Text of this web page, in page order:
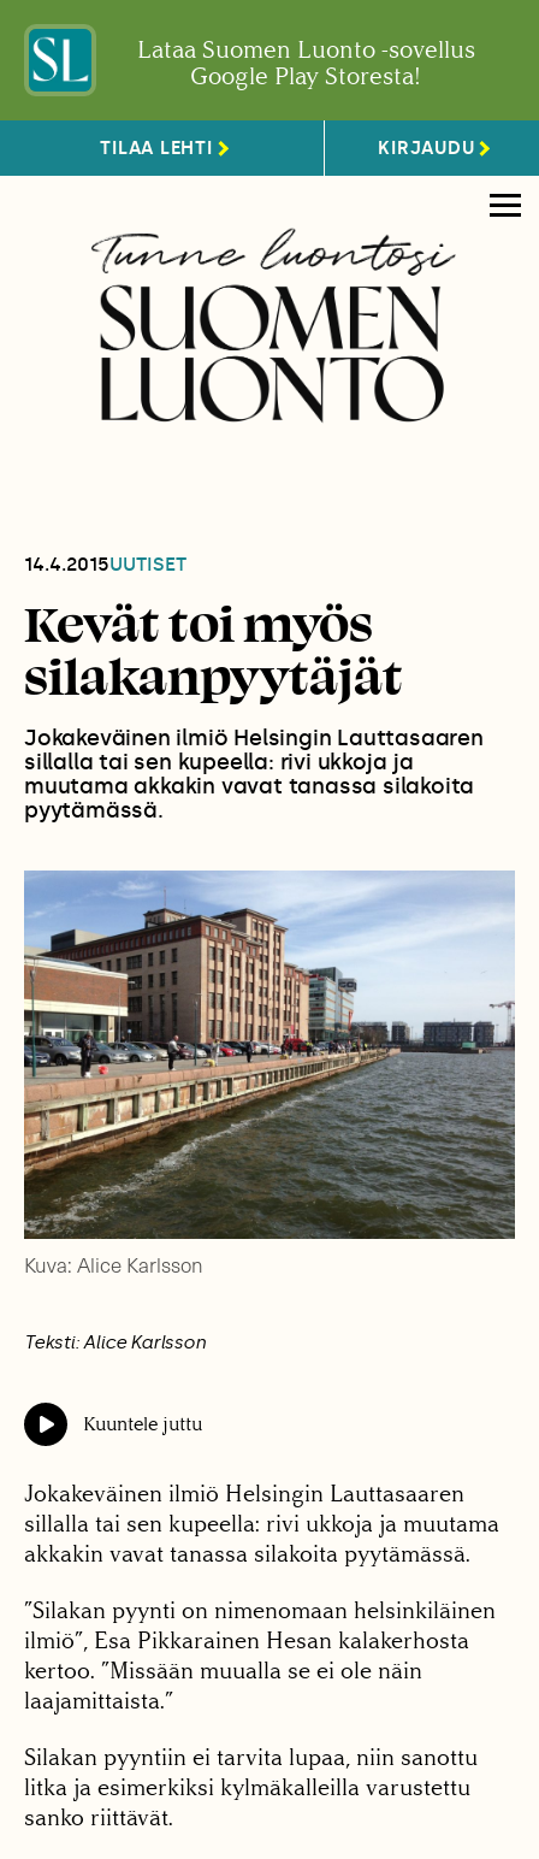
Lataa Suomen Luonto -sovellus
Google Play Storesta!
TILAA LEHTI KIRJAUDU
14.4.2015UUTISET
Kevät toi myös
silakanpyytäjät
Jokakeväinen ilmiö Helsingin Lauttasaaren
sillalla tai sen kupeella: rivi ukkoja ja
muutama akkakin vavat tanassa silakoita
pyytämässä.
Kuva: Alice Karlsson
Teksti: Alice Karlsson
Kuuntele juttu
Jokakeväinen ilmiö Helsingin Lauttasaaren
sillalla tai sen kupeella: rivi ukkoja ja muutama
akkakin vavat tanassa silakoita pyytämässä.
”Silakan pyynti on nimenomaan helsinkiläinen
ilmiö”, Esa Pikkarainen Hesan kalakerhosta
kertoo. ”Missään muualla se ei ole näin
laajamittaista.”
Silakan pyyntiin ei tarvita lupaa, niin sanottu
litka ja esimerkiksi kylmäkalleilla varustettu
sanko riittävät.